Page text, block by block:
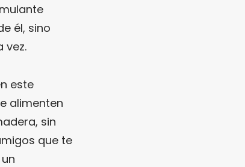
él, sino
vez.
este
alimenten
sin
que te